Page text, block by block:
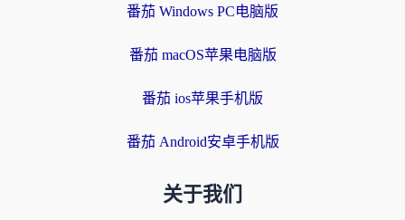
番茄 Windows PC电脑版
番茄 macOS苹果电脑版
番茄 ios苹果手机版
番茄 Android安卓手机版
关于我们